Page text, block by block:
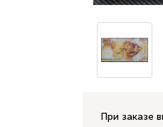
При заказе